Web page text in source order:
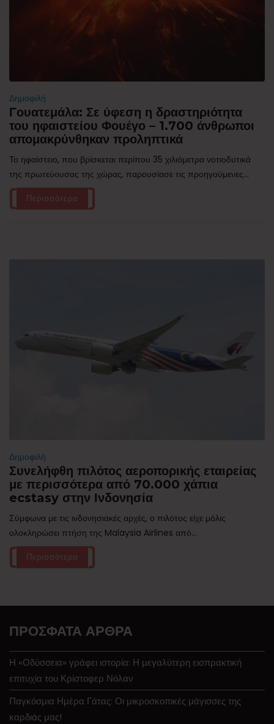
Δημοφιλή
Γουατεμάλα: Σε ύφεση η δραστηριότητα
του ηφαιστείου Φουέγο – 1.700 άνθρωποι
απομακρύνθηκαν προληπτικά
Το ηφαίστειο, που βρίσκεται περίπου 35 χιλιόμετρα νοτιοδυτικά
της πρωτεύουσας της χώρας, παρουσίασε τις προηγούμενες...
Περισσότερα
Δημοφιλή
Συνελήφθη πιλότος αεροπορικής εταιρείας
με περισσότερα από 70.000 χάπια
ecstasy στην Ινδονησία
Σύμφωνα με τις ινδονησιακές αρχές, ο πιλότος είχε μόλις
ολοκληρώσει πτήση της Malaysia Airlines από...
Περισσότερα
ΠΡΌΣΦΑΤΑ ΆΡΘΡΑ
Η «Οδύσσεια» γράφει ιστορία: Η μεγαλύτερη εισπρακτική
επιτυχία του Κρίστοφερ Νόλαν
Παγκόσμια Ημέρα Γάτας: Οι μικροσκοπικές μάγισσες της
καρδιάς μας!